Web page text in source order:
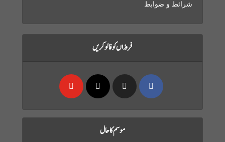
شرائط و ضوابط
فروزاں کو فالو کریں
موسم کا حال